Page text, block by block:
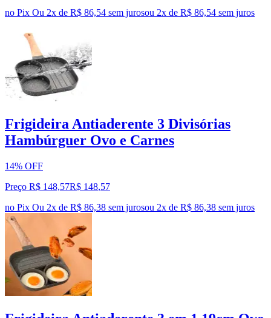
no Pix Ou 2x de R$ 86,54 sem jurosou 2x de R$ 86,54 sem juros
Frigideira Antiaderente 3 Divisórias
Hambúrguer Ovo e Carnes
14% OFF
Preço R$ 148,57R$ 148,57
no Pix Ou 2x de R$ 86,38 sem jurosou 2x de R$ 86,38 sem juros